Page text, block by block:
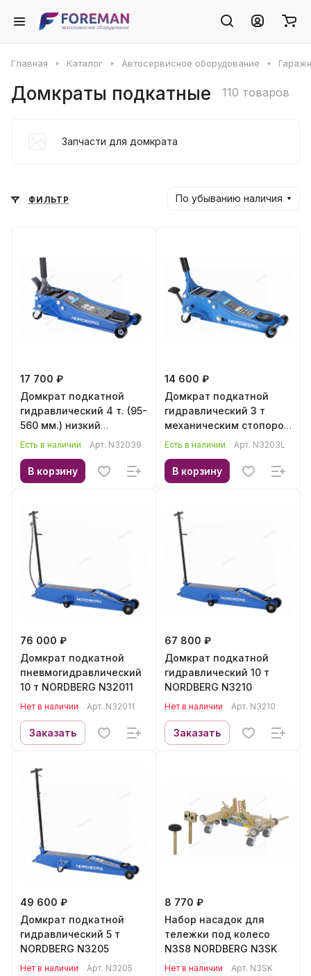
Главная Каталог Автосервисное оборудование
Домкраты подкатные 110 товаров
Запчасти для домкрата
ФИЛЬТР По убыванию наличия
17 700 ₽
Домкрат подкатной
гидравлический 4 т. (95-
560 мм.) низкий
подхват, педаль
Есть в наличии Арт. N32039
В корзину
14 600 ₽
Домкрат подкатной
гидравлический 3 т
механическим стопором
NORDBERG N3203L
Есть в наличии Арт. N3203L
В корзину
76 000 ₽
Домкрат подкатной
пневмогидравлический
10 т NORDBERG N32011
Нет в наличии Арт. N32011
Заказать
67 800 ₽
Домкрат подкатной
гидравлический 10 т
NORDBERG N3210
Нет в наличии Арт. N3210
Заказать
49 600 ₽
Домкрат подкатной
гидравлический 5 т
NORDBERG N3205
Нет в наличии Арт. N3205
8 770 ₽
Набор насадок для
тележки под колесо
N3S8 NORDBERG N3SK
Нет в наличии Арт. N3SK